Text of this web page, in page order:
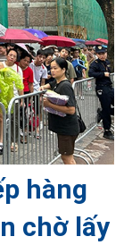
hàng
chờ lấy